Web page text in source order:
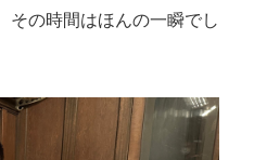
その時間はほんの一瞬でし